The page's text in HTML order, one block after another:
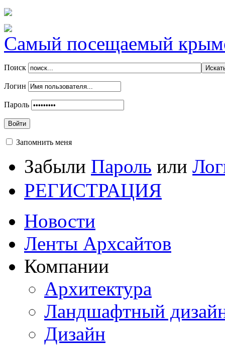
Самый посещаемый
Поиск
Логин
Пароль
Войти
Запомнить меня
Забыли Пароль или
РЕГИСТРАЦИЯ
Новости
Ленты Архсайтов
Компании
Архитектура
Ландшафтный
Дизайн